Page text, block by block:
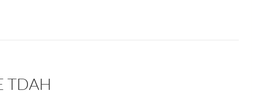
TDAH